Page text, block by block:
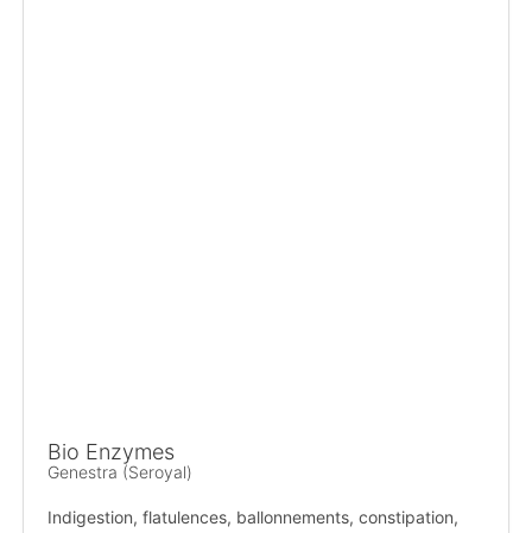
Bio Enzymes
Genestra (Seroyal)
Indigestion, flatulences, ballonnements, constipation,